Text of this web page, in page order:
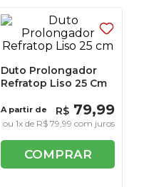
Duto Prolongador
Refratop Liso 25 Cm
A partir de R$ 79,99
ou1x de R$ 79,99 com juros
COMPRAR